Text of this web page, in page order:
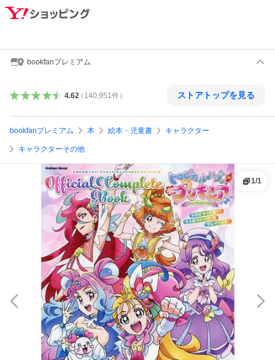
bookfanプレミアム
4.62（ 140,951件） ストアトップを見る
bookfanプレミアム 本 絵本・児童書 キャラクター
キャラクターその他
1/1